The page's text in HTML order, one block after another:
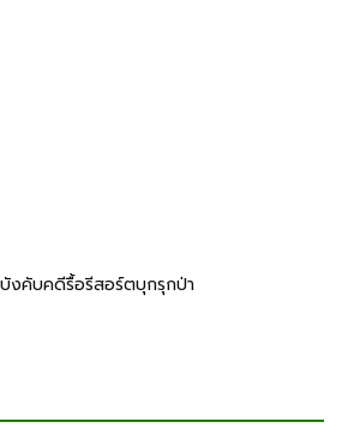
งคับคดีรื้อรีสอร์ตบุกรุกป่า